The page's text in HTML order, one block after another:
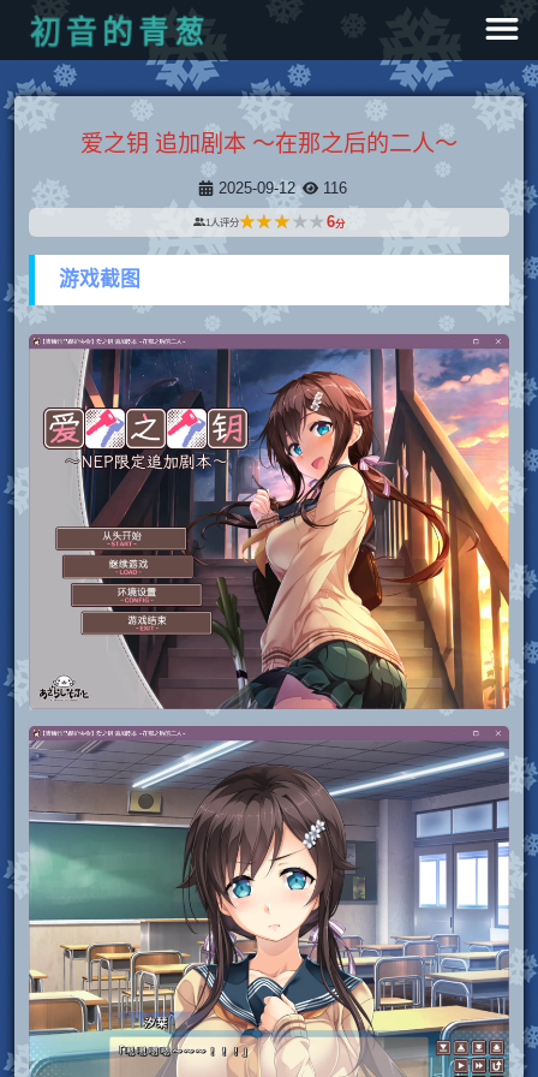
初 音 的 青葱
爱之钥 追加剧本 ～在那之后的二人～
2025-09-12 116
1 人评分★★★★★
★★★★★ 6分
游戏截图